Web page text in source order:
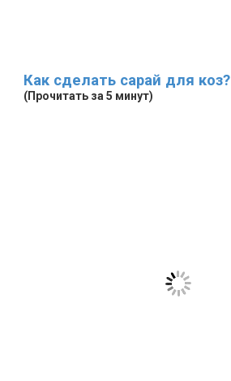
Как сделать сарай для коз?
(Прочитать за 5 минут)